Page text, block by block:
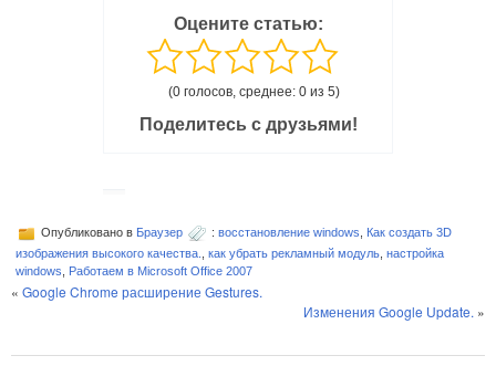
Оцените статью:
(0 голосов, среднее: 0 из 5)
Поделитесь с друзьями!
Опубликовано в Браузер : восстановление windows
Как создать 3D
изображения высокого качества., как убрать рекламный модуль, настройка
windows, Работаем в Microsoft Office 2007
« Google Chrome расширение Gestures.
Изменения Google Update. »